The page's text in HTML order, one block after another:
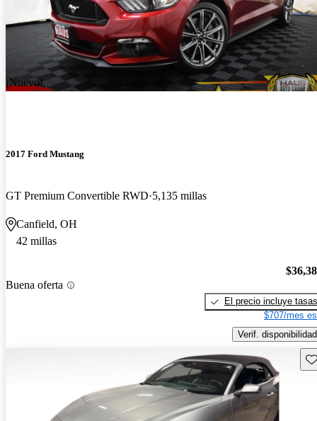
¡Nuevo!
2017 Ford Mustang
GT Premium Convertible RWD 5,135 millas
Canfield, OH
42 millas
Buena oferta
El precio incluye tasas
$707/mes
Verif. disponibilidad